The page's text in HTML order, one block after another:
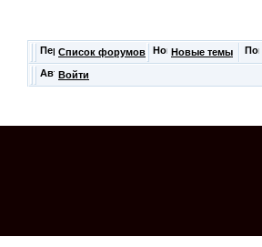
Список форумов Новые темы
Войти